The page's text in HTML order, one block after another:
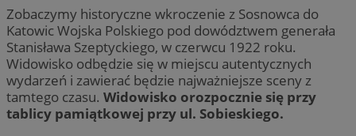
Zobaczymy historyczne wkroczenie z Sosnowca do
Katowic Wojska Polskiego pod dowództwem generała
Stanisława Szeptyckiego, w czerwcu 1922 roku.
Widowisko odbędzie się w miejscu autentycznych
wydarzeń i zawierać będzie najważniejsze sceny z
tamtego czasu. Widowisko orozpocznie się przy
tablicy pamiątkowej przy ul. Sobieskiego.